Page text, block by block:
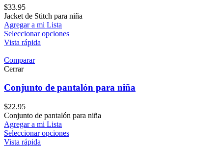
$33.95
Jacket de Stitch para niña
Agregar a mi Lista
Seleccionar opciones
Vista rápida
Comparar
Cerrar
Conjunto de pantalón para niña
$22.95
Conjunto de pantalón para niña
Agregar a mi Lista
Seleccionar opciones
Vista rápida